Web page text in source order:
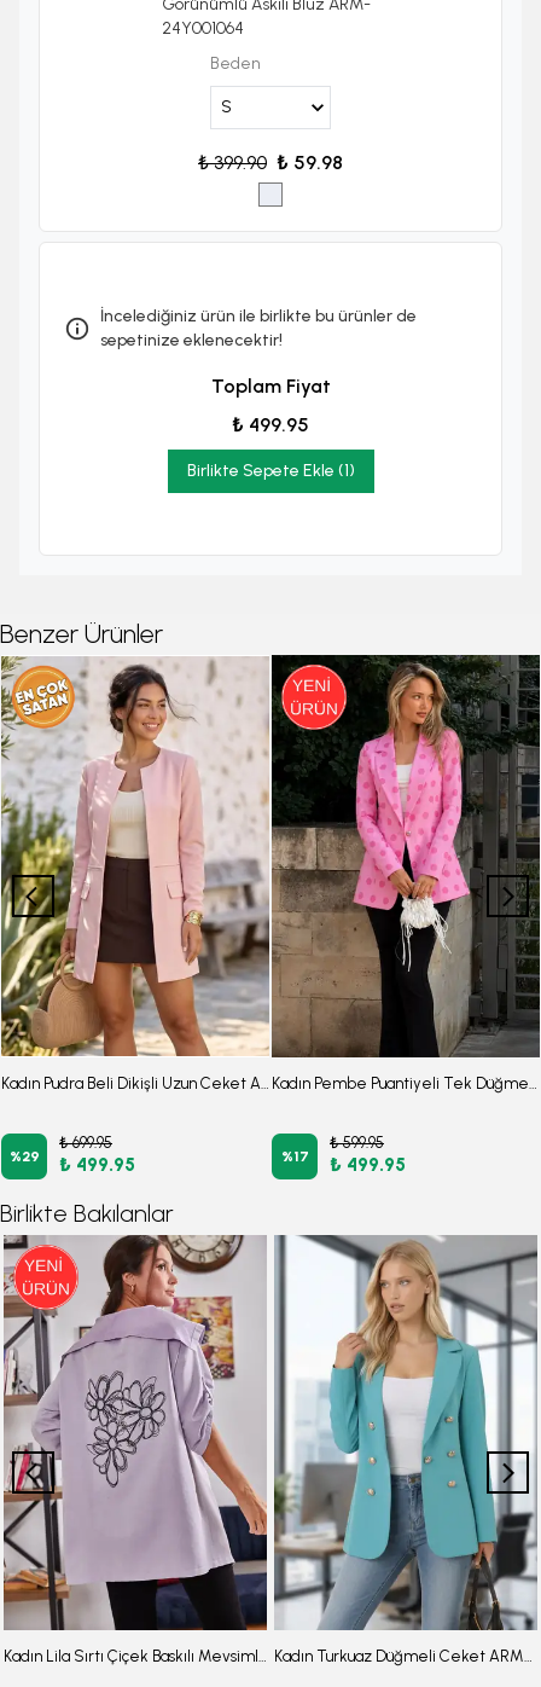
Görünümlü Askılı Bluz ARM-
24Y001064
Beden
₺ 399.90 ₺ 59.98
İncelediğiniz ürün ile birlikte bu ürünler de
sepetinize eklenecektir!
Toplam Fiyat
₺ 499.95
Birlikte Sepete Ekle (1)
Benzer Ürünler
Kadın Pudra Beli Dikişli Uzun Ceket ARM-26K001017
%29
₺ 699.95
₺ 499.95
Kadın Pembe Puantiyeli Tek Düğme Ceket ARM-26Y001116
%17
₺ 599.95
₺ 499.95
Birlikte Bakılanlar
Kadın Lila Sırtı Çiçek Baskılı Mevsimlik Ceket ARM-20K024030 Kadın Turkuaz Düğmeli Ceket ARM-20K001151